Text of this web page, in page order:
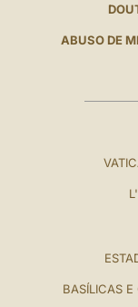
ABUSO DE
BASÍLICAS E